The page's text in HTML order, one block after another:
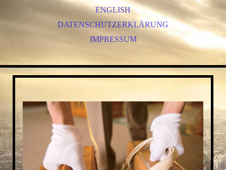
ENGLISH
DATENSCHUTZERKLÄRUNG
IMPRESSUM